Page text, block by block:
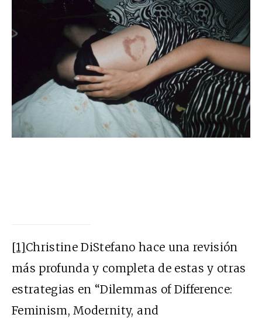
[1]Christine DiStefano hace una revisión
más profunda y completa de estas y otras
estrategias en “Dilemmas of Difference:
Feminism, Modernity, and